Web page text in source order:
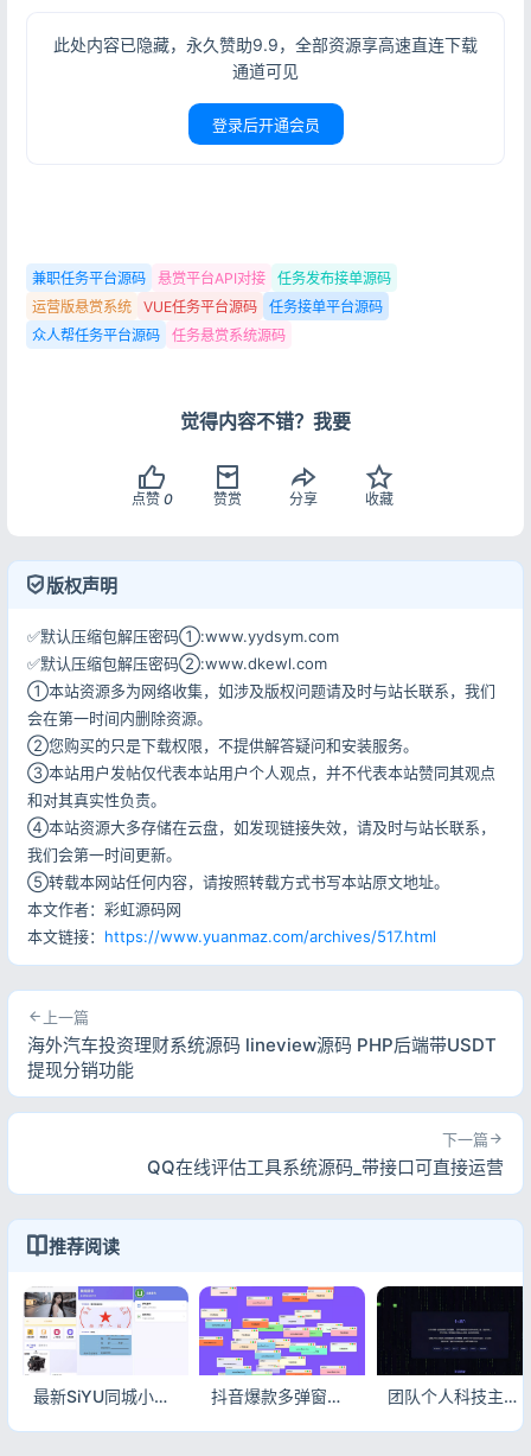
此处内容已隐藏，永久赞助9.9，全部资源享高速直连下载
通道可见
登录后开通会员
兼职任务平台源码 悬赏平台API对接
任务发布接单源码
运营版悬赏系统
VUE任务平台源码
任务接单平台源码
众人帮任务平台源码
任务悬赏系统源码
觉得内容不错？我要
点赞 0 赞赏 分享 收藏
版权声明
✅默认压缩包解压密码①:www.yydsym.com
✅默认压缩包解压密码②:www.dkewl.com
①本站资源多为网络收集，如涉及版权问题请及时与站长联系，我们
会在第一时间内删除资源。
②您购买的只是下载权限，不提供解答疑问和安装服务。
③本站用户发帖仅代表本站用户个人观点，并不代表本站赞同其观点
和对其真实性负责。
④本站资源大多存储在云盘，如发现链接失效，请及时与站长联系，
我们会第一时间更新。
⑤转载本网站任何内容，请按照转载方式书写本站原文地址。
本文作者：彩虹源码网
本文链接： https://www.yuanmaz.com/archives/517.html
上一篇
海外汽车投资理财系统源码 lineview源码 PHP后端带USDT
提现分销功能
下一篇
QQ在线评估工具系统源码_带接口可直接运营
推荐阅读
最新SiYU同城小程序系统源码_全开源无加密_FastAdmin后端_附完整搭建教程 抖音爆款多弹窗系统源码_多用户独立版_全功能后台+完整搭建教程 团队个人科技主页HTML源码_响应式开发者官网模板_简约前端建站源码
用户协议 隐私政策